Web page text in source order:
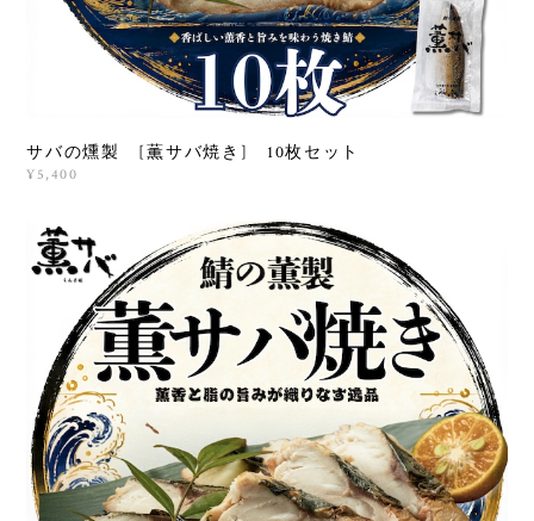
サバの燻製 [薫サバ焼き] 10枚セット
¥5,400